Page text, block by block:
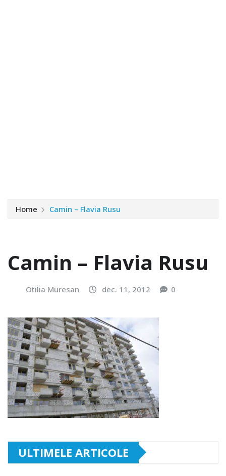
Home Camin – Flavia Rusu
Camin – Flavia Rusu
Otilia Muresan dec. 11, 2012 0
ULTIMELE ARTICOLE